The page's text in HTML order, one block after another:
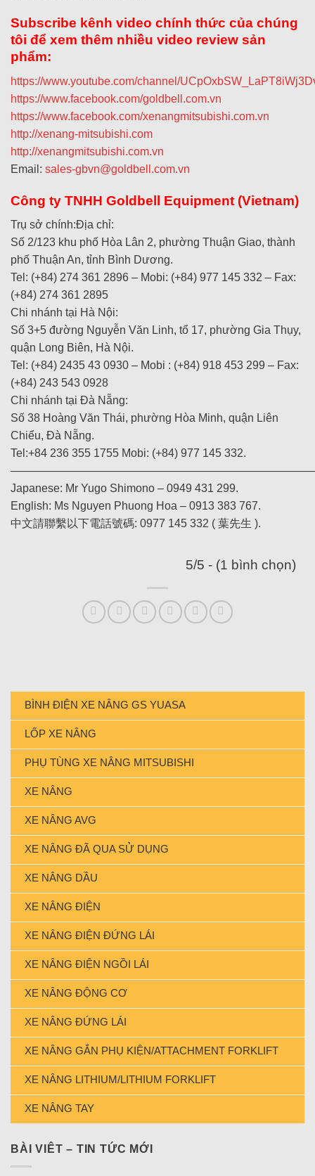
BÌNH ĐIỆN XE NÂNG GS YUASA
LỐP XE NÂNG
PHỤ TÙNG XE NÂNG MITSUBISHI
XE NÂNG
XE NÂNG AVG
XE NÂNG ĐÃ QUA SỬ DỤNG
XE NÂNG DẦU
XE NÂNG ĐIỆN
XE NÂNG ĐIỆN ĐỨNG LÁI
XE NÂNG ĐIỆN NGỒI LÁI
XE NÂNG ĐỘNG CƠ
XE NÂNG ĐỨNG LÁI
XE NÂNG GẮN PHỤ KIỆN/ATTACHMENT FORKLIFT
XE NÂNG LITHIUM/LITHIUM FORKLIFT
XE NÂNG TAY
BÀI VIÊT – TIN TỨC MỚI
Subscribe kênh video chính thức của chúng
tôi để xem thêm nhiều video review sản
phẩm:
https://www.youtube.com/channel/
https://www.facebook.com/goldbell.com.vn
https://www.facebook.com/xenangmitsubishi.com.vn
http://xenang-mitsubishi.com
http://xenangmitsubishi.com.vn
Email: sales-gbvn@goldbell.com.vn
Công ty TNHH Goldbell Equipment (Vietnam)
Trụ sở chính:Địa chỉ:
Số 2/123 khu phố Hòa Lân 2, phường Thuận Giao, thành
phố Thuận An, tỉnh Bình Dương.
Tel: (+84) 274 361 2896 – Mobi: (+84) 977 145 332 – Fax:
(+84) 274 361 2895
Chi nhánh tại Hà Nội:
Số 3+5 đường Nguyễn Văn Linh, tổ 17, phường Gia Thụy,
quận Long Biên, Hà Nội.
Tel: (+84) 2435 43 0930 – Mobi : (+84) 918 453 299 – Fax:
(+84) 243 543 0928
Chi nhánh tại Đà Nẵng:
Số 38 Hoàng Văn Thái, phường Hòa Minh, quận Liên
Chiểu, Đà Nẵng.
Tel:+84 236 355 1755 Mobi: (+84) 977 145 332.
Japanese: Mr Yugo Shimono – 0949 431 299.
English: Ms Nguyen Phuong Hoa – 0913 383 767.
中文請聯繫以下電話號碼: 0977 145 332 ( 葉先生 ).
5/5 - (1 bình chọn)